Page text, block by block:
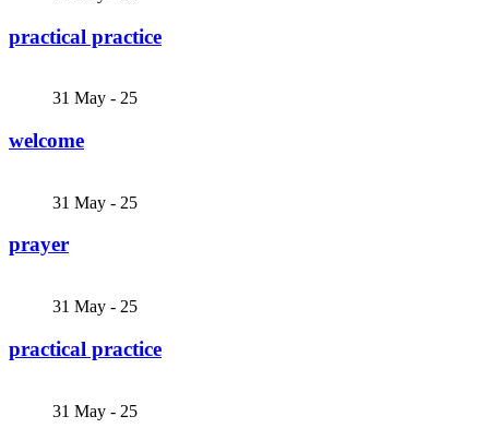
practical practice
31 May - 25
welcome
31 May - 25
prayer
31 May - 25
practical practice
31 May - 25